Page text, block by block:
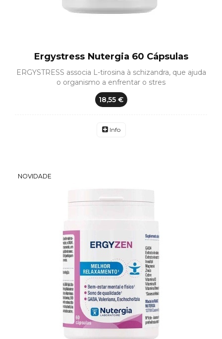
Ergystress Nutergia 60 Cápsulas
ERGYSTRESS associa L-tirosina à schizandra, que ajuda
o organismo a enfrentar o stres
18,55 €
Info
NOVIDADE